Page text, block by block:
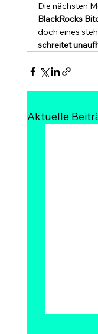
Die nächsten
BlackRocks
doch eines
schreitet
Aktuelle